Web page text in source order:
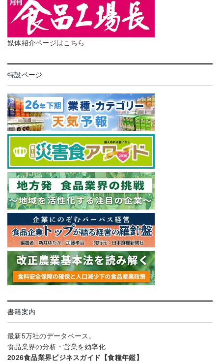
媒体紹介ページはこちら
特設ページ
書籍案内
最新5万社のデータベース。
食品業界の分析・営業を効率化
2026食品業界ビジネスガイド【食糧年鑑】